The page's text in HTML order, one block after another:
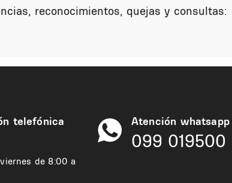
reconocimientos, quejas y consultas:
telefónica
de 8:00 a
Atención whatsapp
099 019500